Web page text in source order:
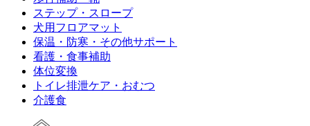
ステップ・スロープ
犬用フロアマット
保温・防寒・その他サポート
看護・食事補助
体位変換
トイレ排泄ケア・おむつ
介護食